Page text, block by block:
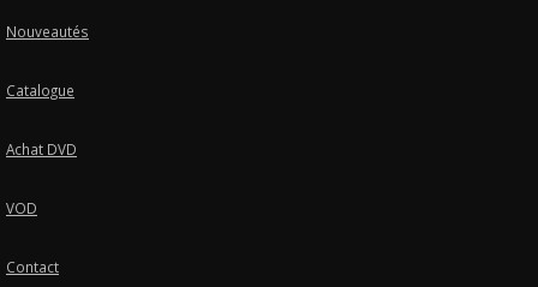
Nouveautés
Catalogue
Achat DVD
VOD
Contact